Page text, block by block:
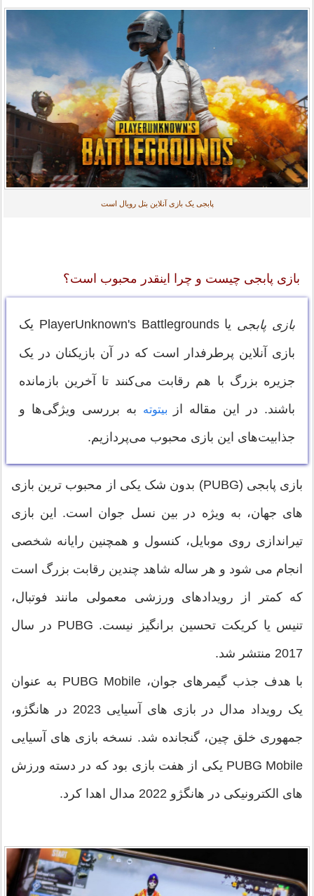
پابجی یک بازی آنلاین بتل رویال است
بازی پابجی چیست و چرا اینقدر محبوب است؟
بازی پابجی یا PlayerUnknown's Battlegrounds یک
بازی آنلاین پرطرفدار است که در آن بازیکنان در یک
جزیره بزرگ با هم رقابت می‌کنند تا آخرین بازمانده
باشند. در این مقاله از
بیتوته
به بررسی ویژگی‌ها و
جذابیت‌های این بازی محبوب می‌پردازیم.
بازی پابجی (PUBG) بدون شک یکی از محبوب ترین بازی
های جهان، به ویژه در بین نسل جوان است. این بازی
تیراندازی روی موبایل، کنسول و همچنین رایانه شخصی
انجام می شود و هر ساله شاهد چندین رقابت بزرگ است
که کمتر از رویدادهای ورزشی معمولی مانند فوتبال،
تنیس یا کریکت تحسین برانگیز نیست. PUBG در سال
2017 منتشر شد.
با هدف جذب گیمرهای جوان، PUBG Mobile به عنوان
یک رویداد مدال در بازی های آسیایی 2023 در هانگژو،
جمهوری خلق چین، گنجانده شد. نسخه بازی های آسیایی
PUBG Mobile یکی از هفت بازی بود که در دسته ورزش
های الکترونیکی در هانگژو 2022 مدال اهدا کرد.